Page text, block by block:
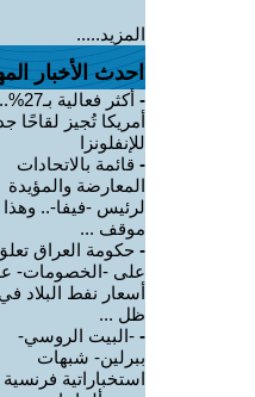
المزيد.....
احدث الأخبار
-
أكثر فعالية بـ27%..
أمريكا تُجيز لقاحًا
للإنفلونزا
- قائمة بالاتحادات
المعارضة والمؤيدة
لرئيس -فيفا-.. وهذا
موقف ...
- حكومة العراق
على -الخصومات-
أسعار نفط البلاد في
ظل ...
- -البيت الروسي-
ببرلين- شبهات
استخباراتية فرنسية